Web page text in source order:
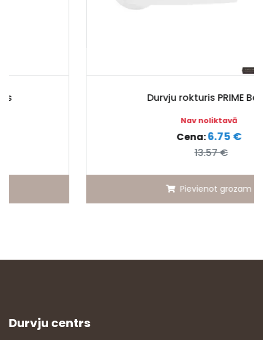
Durvju rokturis PRIME Balts
6.75 €
Pievienot grozam
Durvju centrs